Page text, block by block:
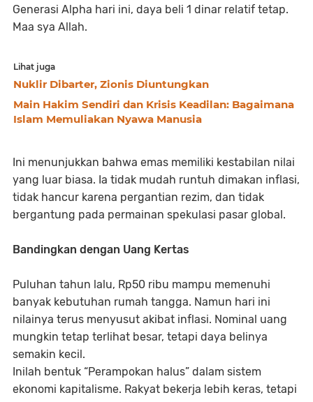
Generasi Alpha hari ini, daya beli 1 dinar relatif tetap.
Maa sya Allah.
Lihat juga
Nuklir Dibarter, Zionis Diuntungkan
Main Hakim Sendiri dan Krisis Keadilan: Bagaimana
Islam Memuliakan Nyawa Manusia
Ini menunjukkan bahwa emas memiliki kestabilan nilai
yang luar biasa. Ia tidak mudah runtuh dimakan inflasi,
tidak hancur karena pergantian rezim, dan tidak
bergantung pada permainan spekulasi pasar global.
Bandingkan dengan Uang Kertas
Puluhan tahun lalu, Rp50 ribu mampu memenuhi
banyak kebutuhan rumah tangga. Namun hari ini
nilainya terus menyusut akibat inflasi. Nominal uang
mungkin tetap terlihat besar, tetapi daya belinya
semakin kecil.
Inilah bentuk “Perampokan halus” dalam sistem
ekonomi kapitalisme. Rakyat bekerja lebih keras, tetapi